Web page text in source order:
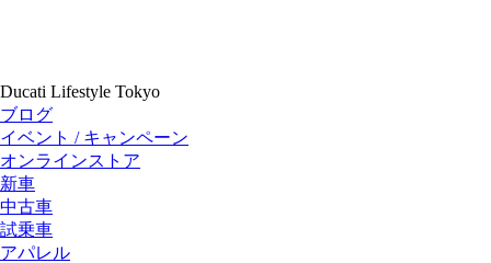
Ducati Lifestyle Tokyo
ブログ
イベント / キャンペーン
オンラインストア
新車
中古車
試乗車
アパレル